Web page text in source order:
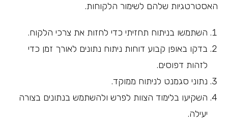
האסטרטגיות שלהם לשימור הלקוחות.
השתמשו בניתוח תחזיתי כדי לחזות את צרכי הלקוח.
בדקו באופן קבוע דוחות ניתוח נתונים לאורך זמן כדי
לזהות דפוסים.
נתוני סגמנט לניתוח ממוקד.
השקיעו בלימוד הצוות לפרש ולהשתמש בנתונים בצורה
יעילה.